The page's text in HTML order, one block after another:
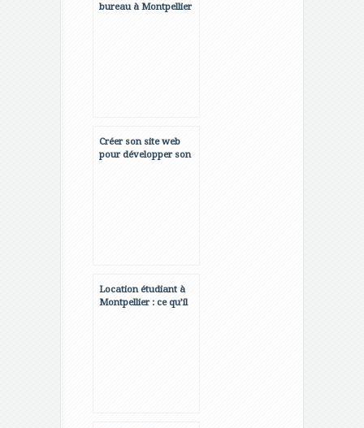
bureau à Montpellier
Créer son site web
pour développer son
Location étudiant à
Montpellier : ce qu’il